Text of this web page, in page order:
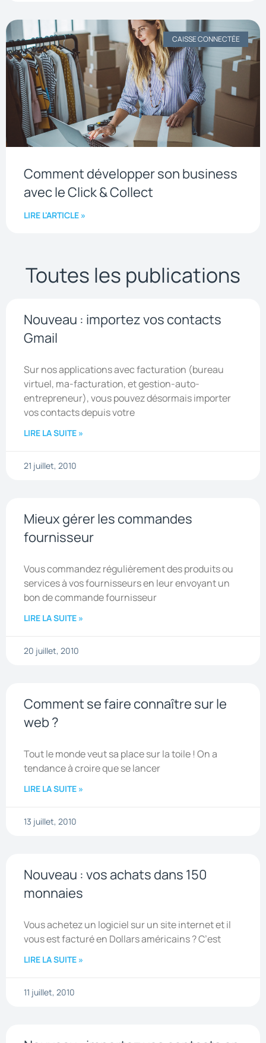
CAISSE CONNECTÉE
Comment développer son business
avec le Click & Collect
LIRE L'ARTICLE »
Toutes les publications
Nouveau : importez vos contacts
Gmail
Sur nos applications avec facturation (bureau
virtuel, ma-facturation, et gestion-auto-
entrepreneur), vous pouvez désormais importer
vos contacts depuis votre
LIRE LA SUITE »
21 juillet, 2010
Mieux gérer les commandes
fournisseur
Vous commandez régulièrement des produits ou
services à vos fournisseurs en leur envoyant un
bon de commande fournisseur
LIRE LA SUITE »
20 juillet, 2010
Comment se faire connaître sur le
web ?
Tout le monde veut sa place sur la toile ! On a
tendance à croire que se lancer
LIRE LA SUITE »
13 juillet, 2010
Nouveau : vos achats dans 150
monnaies
Vous achetez un logiciel sur un site internet et il
vous est facturé en Dollars américains ? C’est
LIRE LA SUITE »
11 juillet, 2010